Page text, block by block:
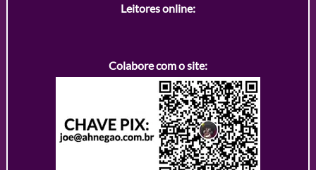
Leitores online:
Colabore com o site: